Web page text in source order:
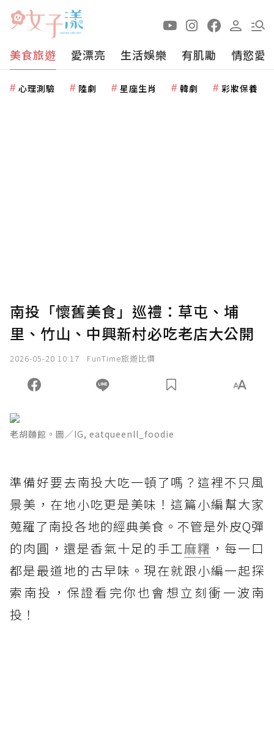
美食旅遊 愛漂亮 生活娛樂 有肌勵 情慾愛
心理測驗 陸劇 星座生肖 韓劇 彩妝保養
南投「懷舊美食」巡禮：草屯、埔
里、竹山、中興新村必吃老店大公開
2026-05-20 10:17 FunTime旅遊比價
老胡麵館。圖／IG, eatqueenll_foodie
準備好要去南投大吃一頓了嗎？這裡不只風
景美，在地小吃更是美味！這篇小編幫大家
蒐羅了南投各地的經典美食。不管是外皮Q彈
的肉圓，還是香氣十足的手工麻糬 ，每一口
都是最道地的古早味。現在就跟小編一起探
索南投，保證看完你也會想立刻衝一波南
投！